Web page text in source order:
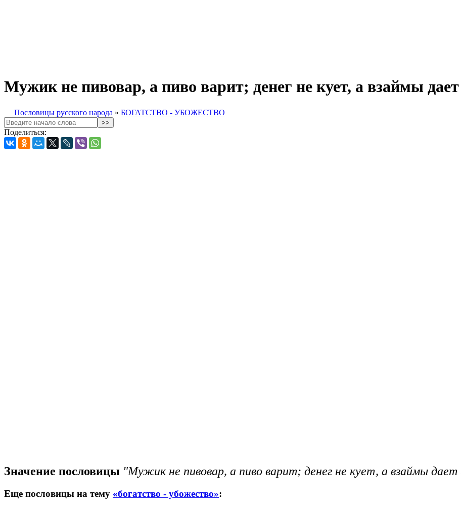
Мужик не пивовар, а пиво варит; денег не кует, а взаймы
Пословицы русского народа » БОГАТСТВО - УБОЖЕСТВО
Поделиться:
Значение пословицы "Мужик не пивовар, а пиво варит; денег не кует, а взаймы
Еще пословицы на тему «богатство - убожество»: